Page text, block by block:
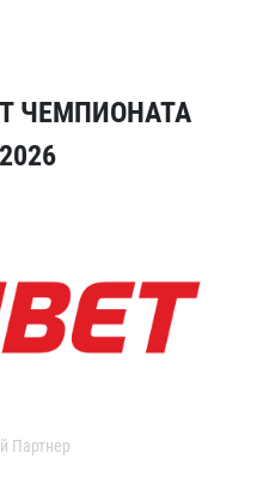
ЧЕМПИОНАТА
Партнер